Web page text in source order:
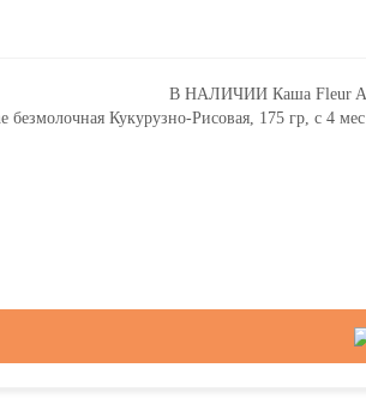
Кукурузно-Рисовая, 175 гр, с 4 мес